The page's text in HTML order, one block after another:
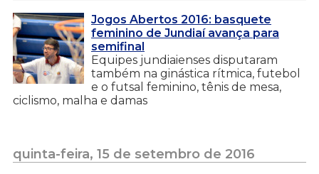
Jogos Abertos 2016: basquete
feminino de Jundiaí avança para
semifinal
Equipes jundiaienses disputaram
também na ginástica rítmica, futebol
e o futsal feminino, tênis de mesa,
ciclismo, malha e damas
quinta-feira, 15 de setembro de 2016